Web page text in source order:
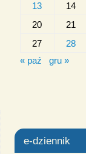
13
14
20
21
27
28
« paź
gru »
e-dziennik